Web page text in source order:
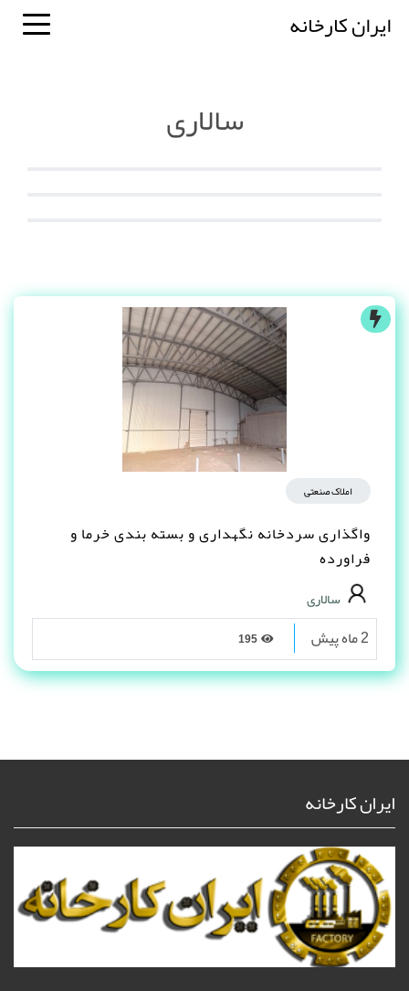
ایران کارخانه
سالاری
املاک صنعتی
واگذاری سردخانه نگهداری و بسته بندی خرما و
فراورده
سالاری
2 ماه پیش
ایران کارخانه